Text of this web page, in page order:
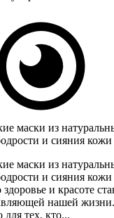
маски из
и сияния кожи
маски из
и сияния
и красоте
нашей
для тех, кто...